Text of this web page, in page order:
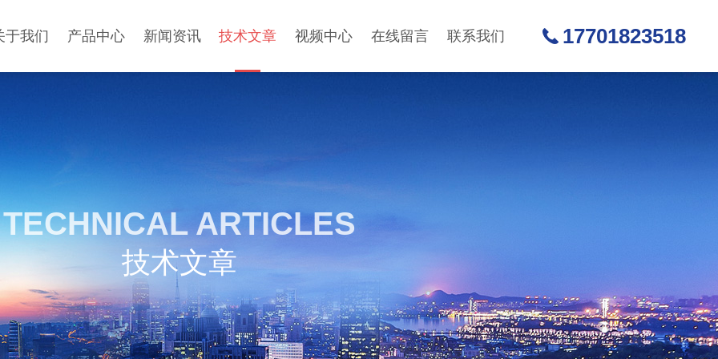
于我们 产品中心 新闻资讯 技术文章 视频中心 在线留言 联系我们 17701823518
TECHNICAL ARTICLES
技术文章